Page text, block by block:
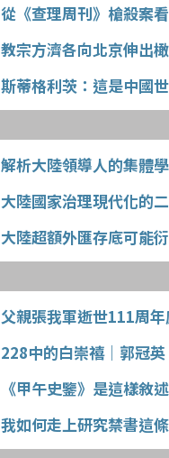
從《查理周刊》槍殺案
教宗方濟各向北京伸出
斯蒂格利茨：這是中國
解析大陸領導人的集體
大陸國家治理現代化的
大陸超額外匯存底可能
父親張我軍逝世111周
228中的白崇禧｜郭冠英
《甲午史鑒》是這樣敘
我如何走上研究禁書這